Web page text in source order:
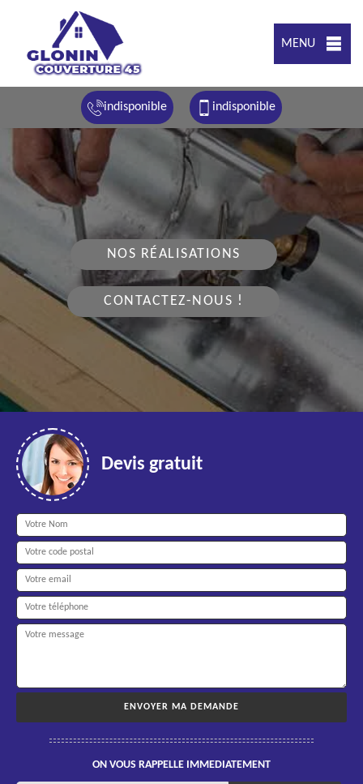
MENU
indisponible indisponible
NOS RÉALISATIONS
CONTACTEZ-NOUS !
Devis gratuit
ON VOUS RAPPELLE IMMEDIATEMENT